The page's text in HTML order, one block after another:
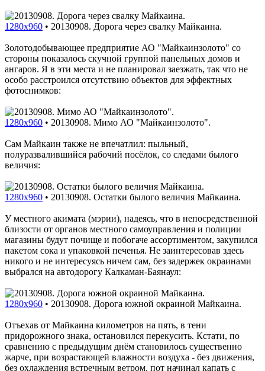
1280x960 • 20130908. Дорога через свалку Майкаина.
Золотодобывающее предприятие АО "Майкаинзолото" со
стороны показалось скучной группой панельных домов и
ангаров. Я в эти места и не планировал заезжать, так что не
особо расстроился отсутствию объектов для эффектных
фотоснимков:
1280x960 • 20130908. Мимо АО "Майкаинзолото".
Сам Майкаин также не впечатлил: пыльный,
полуразвалившийся рабочий посёлок, со следами былого
величия:
1280x960 • 20130908. Остатки былого величия Майкаина.
У местного акимата (мэрии), надеясь, что в непосредственной
близости от органов местного самоуправления и полиции
магазины будут почище и побогаче ассортиментом, закупился
пакетом сока и упаковкой печенья. Не заинтересовав здесь
никого и не интересуясь ничем сам, без задержек окраинами
выбрался на автодорогу Калкаман-Баянаул:
1280x960 • 20130908. Дорога южной окраиной Майкаина.
Отъехав от Майкаина километров на пять, в тени
придорожного знака, остановился перекусить. Кстати, по
сравнению с предыдущим днём становилось существенно
жарче, при возрастающей влажности воздуха - без движения,
без охлаждения встречным ветром, пот начинал капать с